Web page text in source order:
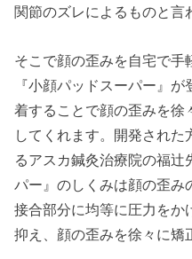
関節のズレによるものと言
そこで顔の歪みを自宅で手
『小顔パッドスーパー』
着することで顔の歪みを徐
してくれます。開発され
るアスカ鍼灸治療院の福辻
パー』のしくみは顔の歪み
接合部分に均等に圧力をか
抑え、顔の歪みを徐々に矯